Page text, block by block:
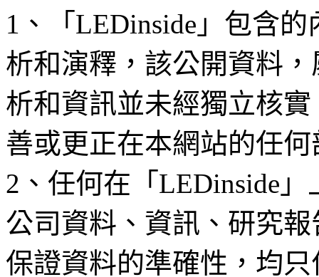
1、「LEDinside」包含
析和演釋，該公開資料
析和資訊並未經獨立核
善或更正在本網站的任
2、任何在「LEDinside
公司資料、資訊、研究
保證資料的準確性，均